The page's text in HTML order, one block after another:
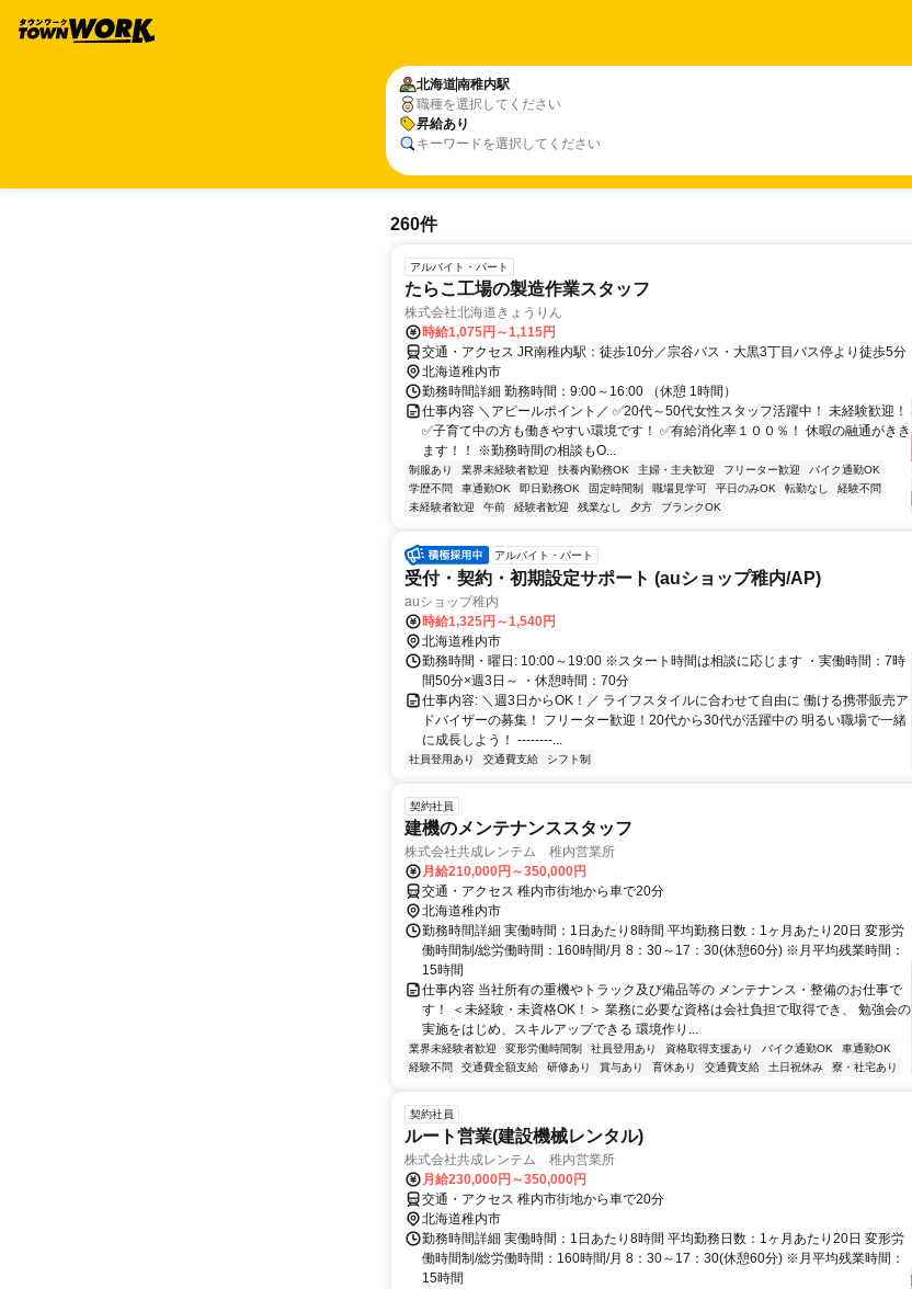
北海道南稚内駅
職種を選択してください
昇給あり
キーワードを選択してください
260件
アルバイト・パート
たらこ工場の製造作業スタッフ
株式会社北海道きょうりん
時給1,075円～1,115円
交通・アクセス JR南稚内駅：徒歩10分／宗谷バス・大黒3丁目バス停より徒歩5分
北海道稚内市
勤務時間詳細 勤務時間：9:00～16:00 （休憩 1時間）
仕事内容 ＼アピールポイント／ ✅20代～50代女性スタッフ活躍中！ 未経験歓迎！
✅子育て中の方も働きやすい環境です！ ✅有給消化率１００％！ 休暇の融通がきき
ます！！ ※勤務時間の相談もO...
制服あり 業界未経験者歓迎 扶養内勤務OK 主婦・主夫歓迎 フリーター歓迎
バイク通勤OK
学歴不問
車通勤OK 即日勤務OK 固定時間制 職場見学可 平日のみOK 転勤なし
経験不問
未経験者歓迎
午前 経験者歓迎 残業なし 夕方 ブランクOK
アルバイト・パート
受付・契約・初期設定サポート (auショップ稚内/AP)
auショップ稚内
時給1,325円～1,540円
北海道稚内市
勤務時間・曜日: 10:00～19:00 ※スタート時間は相談に応じます ・実働時間：7時
間50分×週3日～ ・休憩時間：70分
仕事内容: ＼週3日からOK！／ ライフスタイルに合わせて自由に 働ける携帯販売ア
ドバイザーの募集！ フリーター歓迎！20代から30代が活躍中の 明るい職場で一緒
に成長しよう！ --------...
社員登用あり 交通費支給 シフト制
契約社員
建機のメンテナンススタッフ
株式会社共成レンテム 稚内営業所
月給210,000円～350,000円
交通・アクセス 稚内市街地から車で20分
北海道稚内市
勤務時間詳細 実働時間：1日あたり8時間 平均勤務日数：1ヶ月あたり20日 変形労
働時間制/総労働時間：160時間/月 8：30～17：30(休憩60分) ※月平均残業時間：
15時間
仕事内容 当社所有の重機やトラック及び備品等の メンテナンス・整備のお仕事で
す！ ＜未経験・未資格OK！＞ 業務に必要な資格は会社負担で取得でき、 勉強会の
実施をはじめ、スキルアップできる 環境作り...
業界未経験者歓迎 変形労働時間制 社員登用あり 資格取得支援あり バイク通勤OK
車通勤OK
経験不問
交通費全額支給 研修あり 賞与あり 育休あり 交通費支給 土日祝休み 寮・社宅あり
契約社員
ルート営業(建設機械レンタル)
株式会社共成レンテム 稚内営業所
月給230,000円～350,000円
交通・アクセス 稚内市街地から車で20分
北海道稚内市
勤務時間詳細 実働時間：1日あたり8時間 平均勤務日数：1ヶ月あたり20日 変形労
働時間制/総労働時間：160時間/月 8：30～17：30(休憩60分) ※月平均残業時間：
15時間